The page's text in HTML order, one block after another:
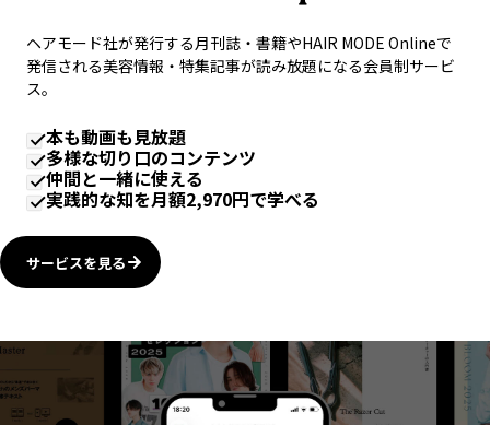
ヘアモード社が発行する月刊誌・書籍やHAIR MODE Onlineで
発信される美容情報・特集記事が読み放題になる会員制サービ
ス。
本も動画も見放題
多様な切り口のコンテンツ
仲間と一緒に使える
実践的な知を月額2,970円で学べる
サービスを見る